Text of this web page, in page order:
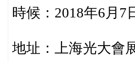
時候：2018年6月7
地址：上海光大會